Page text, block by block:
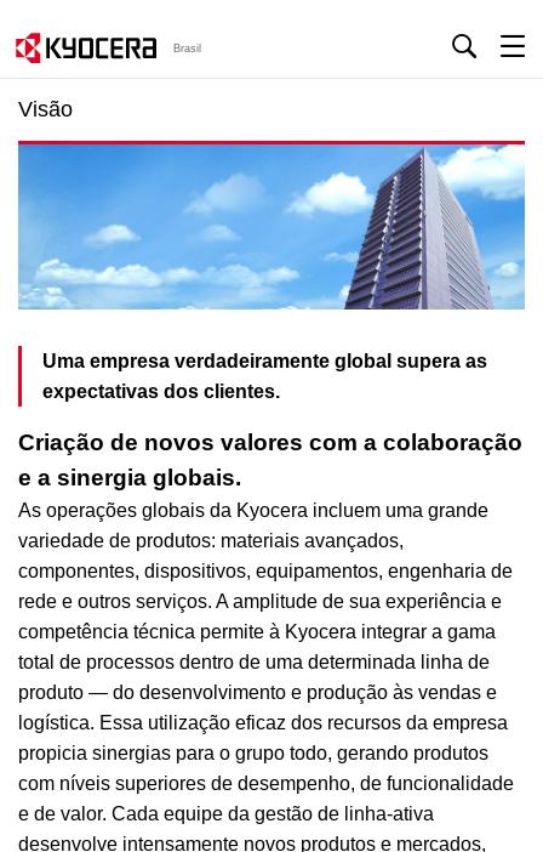
Brasil
Visão
Uma empresa verdadeiramente global supera as
expectativas dos clientes.
Criação de novos valores com a colaboração
e a sinergia globais.
As operações globais da Kyocera incluem uma grande
variedade de produtos: materiais avançados,
componentes, dispositivos, equipamentos, engenharia de
rede e outros serviços. A amplitude de sua experiência e
competência técnica permite à Kyocera integrar a gama
total de processos dentro de uma determinada linha de
produto — do desenvolvimento e produção às vendas e
logística. Essa utilização eficaz dos recursos da empresa
propicia sinergias para o grupo todo, gerando produtos
com níveis superiores de desempenho, de funcionalidade
e de valor. Cada equipe da gestão de linha-ativa
desenvolve intensamente novos produtos e mercados,